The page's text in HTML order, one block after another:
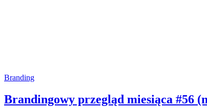
Branding
Brandingowy przegląd miesiąca #56